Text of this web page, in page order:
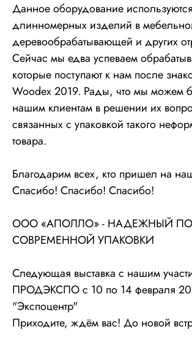
Данное оборудование
длинномерных изделий в
деревообрабатывающей и других
Сейчас мы едва успеваем
которые поступают к нам после
Woodex 2019. Рады, что мы можем
нашим клиентам в решении их
связанных с упаковкой такого
товара.
Благодарим всех, кто пришел на
Спасибо! Спасибо! Спасибо!
ООО «АПОЛЛО» - НАДЕЖНЫЙ
СОВРЕМЕННОЙ УПАКОВКИ
Следующая выставка с нашим
ПРОДЭКСПО c 10 по 14 февраля
"Экспоцентр"
Приходите, ждём вас! До новой